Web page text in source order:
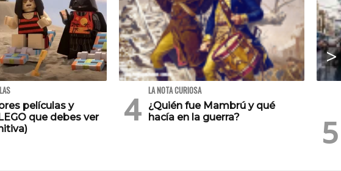
películas y
que debes ver
LA NOTA CURIOSA
¿Quién fue Mambrú y qué
hacía en la guerra?